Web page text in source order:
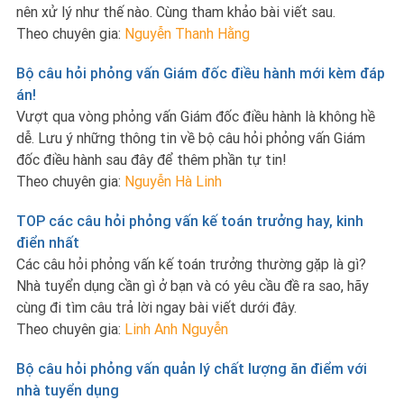
nên xử lý như thế nào. Cùng tham khảo bài viết sau.
Theo chuyên gia: Nguyễn Thanh Hằng
Bộ câu hỏi phỏng vấn Giám đốc điều hành mới kèm đáp
án!
Vượt qua vòng phỏng vấn Giám đốc điều hành là không hề
dễ. Lưu ý những thông tin về bộ câu hỏi phỏng vấn Giám
đốc điều hành sau đây để thêm phần tự tin!
Theo chuyên gia: Nguyễn Hà Linh
TOP các câu hỏi phỏng vấn kế toán trưởng hay, kinh
điển nhất
Các câu hỏi phỏng vấn kế toán trưởng thường gặp là gì?
Nhà tuyển dụng cần gì ở bạn và có yêu cầu đề ra sao, hãy
cùng đi tìm câu trả lời ngay bài viết dưới đây.
Theo chuyên gia: Linh Anh Nguyễn
Bộ câu hỏi phỏng vấn quản lý chất lượng ăn điểm với
nhà tuyển dụng